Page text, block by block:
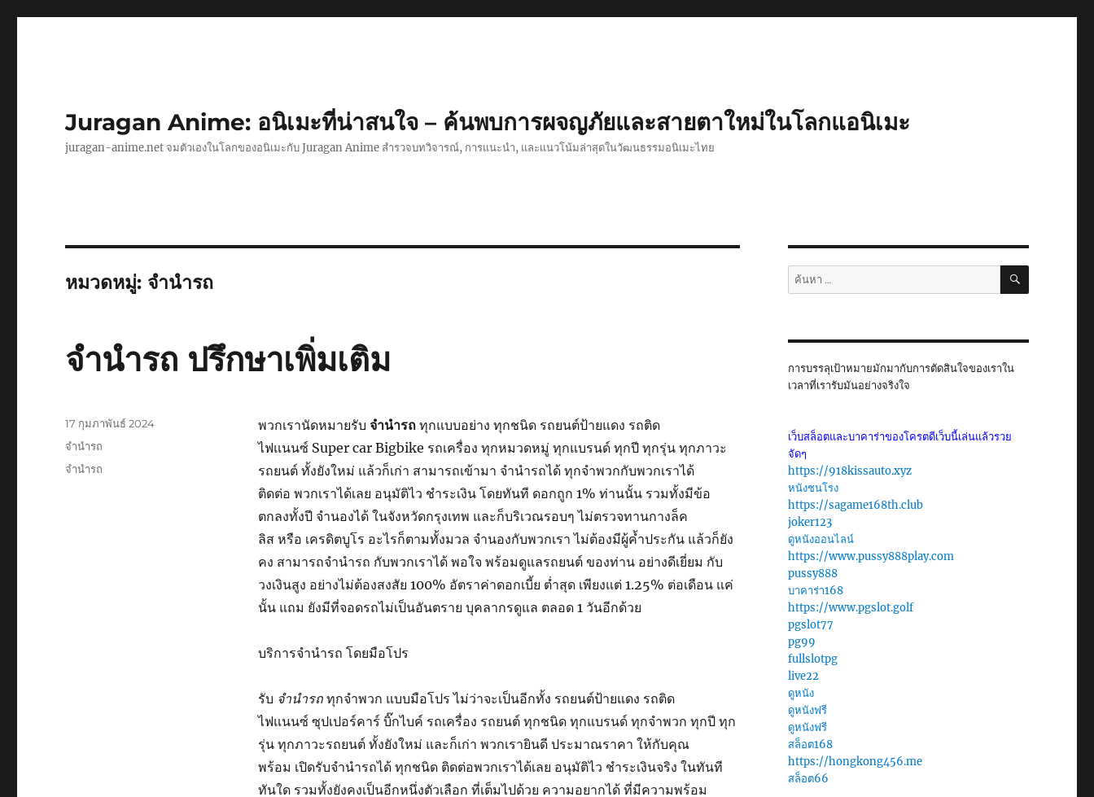
Juragan Anime: อนิเมะที่น่าสนใจ – ค้นพบการผจญภัยและสายตาใหม่ในโลกแอนิเมะ
juragan-anime.net จมตัวเองในโลกของอนิเมะกับ Juragan Anime สำรวจบทวิจารณ์, การแนะนำ, และแนวโน้มล่าสุดในวัฒนธรรมอนิเมะไทย
หมวดหมู่: จำนำรถ
จำนำรถ ปรึกษาเพิ่มเติม
พวกเรานัดหมายรับ จำนำรถ ทุกแบบอย่าง ทุกชนิด รถยนต์ป้ายแดง รถติด
ไฟแนนซ์ Super car Bigbike รถเครื่อง ทุกหมวดหมู่ ทุกแบรนด์ ทุกปี ทุกรุ่น ทุกภาวะ
รถยนต์ ทั้งยังใหม่ แล้วก็เก่า สามารถเข้ามา จำนำรถได้ ทุกจำพวกกับพวกเราได้
ติดต่อ พวกเราได้เลย อนุมัติไว ชำระเงิน โดยทันที ดอกถูก 1% ท่านนั้น รวมทั้งมีข้อ
ตกลงทั้งปี จำนองได้ ในจังหวัดกรุงเทพ และก็บริเวณรอบๆ ไม่ตรวจทานกางล็ค
ลิส หรือ เครดิตบูโร อะไรก็ตามทั้งมวล จำนองกับพวกเรา ไม่ต้องมีผู้ค้ำประกัน แล้วก็ยัง
คง สามารถจำนำรถ กับพวกเราได้ พอใจ พร้อมดูแลรถยนต์ ของท่าน อย่างดีเยี่ยม กับ
วงเงินสูง อย่างไม่ต้องสงสัย 100% อัตราค่าดอกเบี้ย ต่ำสุด เพียงแต่ 1.25% ต่อเดือน แค่
นั้น แถม ยังมีที่จอดรถไม่เป็นอันตราย บุคลากรดูแล ตลอด 1 วันอีกด้วย
บริการจำนำรถ โดยมือโปร
รับ จำนำรถ ทุกจำพวก แบบมือโปร ไม่ว่าจะเป็นอีกทั้ง รถยนต์ป้ายแดง รถติด
ไฟแนนซ์ ซุปเปอร์คาร์ บิ๊กไบค์ รถเครื่อง รถยนต์ ทุกชนิด ทุกแบรนด์ ทุกจำพวก ทุกปี ทุก
รุ่น ทุกภาวะรถยนต์ ทั้งยังใหม่ และก็เก่า พวกเรายินดี ประมาณราคา ให้กับคุณ
พร้อม เปิดรับจำนำรถได้ ทุกชนิด ติดต่อพวกเราได้เลย อนุมัติไว ชำระเงินจริง ในทันที
ทันใด รวมทั้งยังคงเป็นอีกหนึ่งตัวเลือก ที่เต็มไปด้วย ความอยากได้ ที่มีความพร้อม
เขียน
เมื่อ
17 กุมภาพันธ์ 2024
หมวด
หมู่
จำนำรถ
ป้าย
จำนำรถ
ค้นหา: ค้นหา
การบรรลุเป้าหมายมักมากับการตัดสินใจของเราใน
เวลาที่เรารับมันอย่างจริงใจ
เว็บสล็อตและบาคาร่าของโครตดีเว็บนี้เล่นแล้วรวย
จัดๆ
https://918kissauto.xyz
หนังชนโรง
https://sagame168th.club
joker123
ดูหนังออนไลน์
https://www.pussy888play.com
pussy888
บาคาร่า168
https://www.pgslot.golf
pgslot77
pg99
fullslotpg
live22
ดูหนัง
ดูหนังฟรี
ดูหนังฟรี
สล็อต168
https://hongkong456.me
สล็อต66